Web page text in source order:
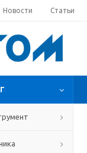
Новости Статьи